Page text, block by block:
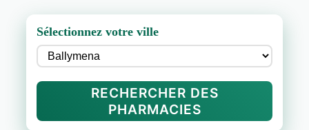
Sélectionnez votre ville
RECHERCHER DES
PHARMACIES